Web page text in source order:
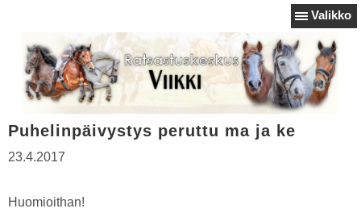
Valikko
Puhelinpäivystys peruttu ma ja ke
23.4.2017
Huomioithan!